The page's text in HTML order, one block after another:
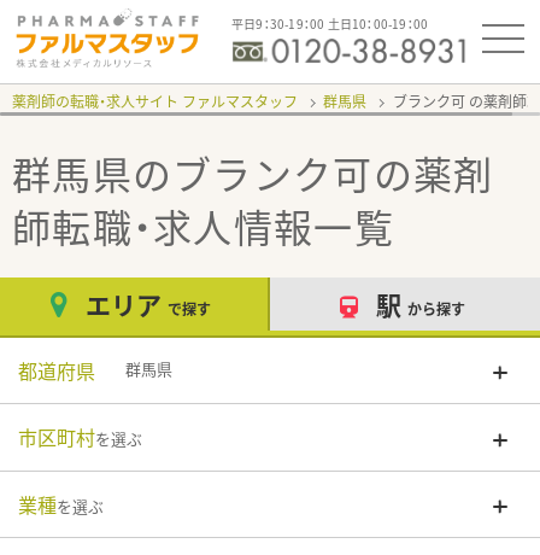
平日9：30-19：00 土日10：00-19：00
薬剤師の転職・求人サイト ファルマスタッフ 群馬県 ブランク可
群馬県のブランク可の薬剤
師転職・求人情報一覧
エリア で探す 駅 から探す
都道府県 群馬県
市区町村を選ぶ
業種を選ぶ